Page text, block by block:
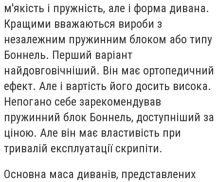
м'якість і пружність, але і форма дивана.
Кращими вважаються вироби з
незалежним пружинним блоком або типу
Боннель. Перший варіант
найдовговічніший. Він має ортопедичний
ефект. Але і вартість його досить висока.
Непогано себе зарекомендував
пружинний блок Боннель, доступніший за
ціною. Але він має властивість при
тривалій експлуатації скрипіти.
Основна маса диванів, представлених